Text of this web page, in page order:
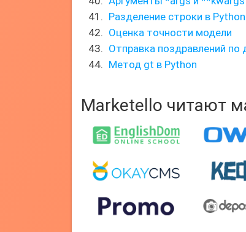
Разделение строки в Python
Оценка точности модели
Отправка поздравлений
Метод gt в Python
Marketello читают